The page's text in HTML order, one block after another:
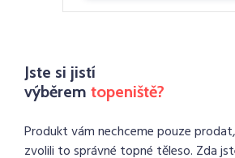
Jste si jistí
výběrem topeniště?
Produkt vám nechceme pouze
zvolili to správné topné těleso. Zda